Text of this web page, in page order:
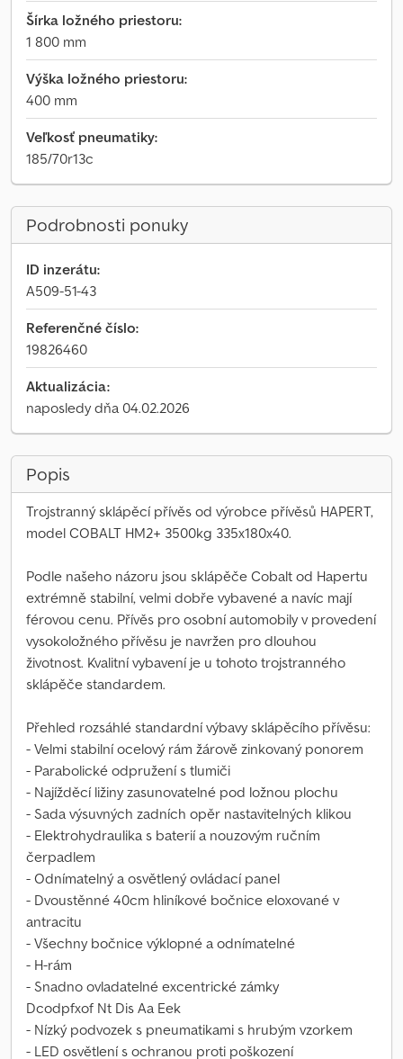
Šírka ložného priestoru:
1 800 mm
Výška ložného priestoru:
400 mm
Veľkosť pneumatiky:
185/70r13c
Podrobnosti ponuky
ID inzerátu:
A509-51-43
Referenčné číslo:
19826460
Aktualizácia:
naposledy dňa 04.02.2026
Popis
Trojstranný sklápěcí přívěs od výrobce přívěsů HAPERT,
model COBALT HM2+ 3500kg 335x180x40.
Podle našeho názoru jsou sklápěče Cobalt od Hapertu
extrémně stabilní, velmi dobře vybavené a navíc mají
férovou cenu. Přívěs pro osobní automobily v provedení
vysokoložného přívěsu je navržen pro dlouhou
životnost. Kvalitní vybavení je u tohoto trojstranného
sklápěče standardem.
Přehled rozsáhlé standardní výbavy sklápěcího přívěsu:
- Velmi stabilní ocelový rám žárově zinkovaný ponorem
- Parabolické odpružení s tlumiči
- Najížděcí ližiny zasunovatelné pod ložnou plochu
- Sada výsuvných zadních opěr nastavitelných klikou
- Elektrohydraulika s baterií a nouzovým ručním
čerpadlem
- Odnímatelný a osvětlený ovládací panel
- Dvoustěnné 40cm hliníkové bočnice eloxované v
antracitu
- Všechny bočnice výklopné a odnímatelné
- H-rám
- Snadno ovladatelné excentrické zámky
Dcodpfxof Nt Dis Aa Eek
- Nízký podvozek s pneumatikami s hrubým vzorkem
- LED osvětlení s ochranou proti poškození